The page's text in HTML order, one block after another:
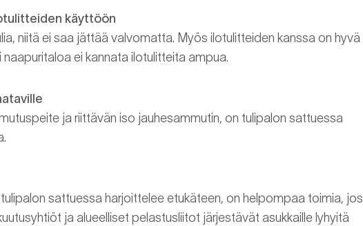
käyttöön
niitä ei saa jättää valvomatta. Myös ilotulitteiden kanssa on hyvä
naapuritaloa ei kannata ilotulitteita ampua.
ja riittävän iso jauhesammutin, on tulipalon sattuessa
sattuessa harjoittelee etukäteen, on helpompaa toimia, jos
ja alueelliset pelastusliitot järjestävät asukkaille lyhyitä